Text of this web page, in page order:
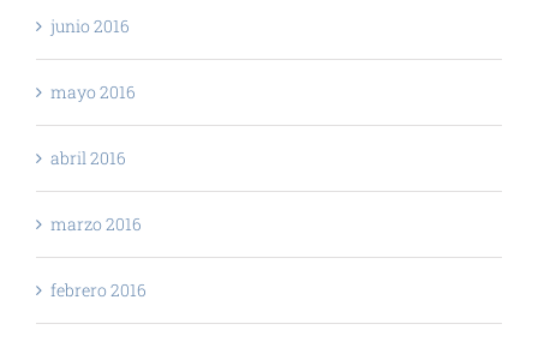
junio 2016
mayo 2016
abril 2016
marzo 2016
febrero 2016